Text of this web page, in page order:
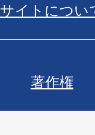
サイトについ
著作権